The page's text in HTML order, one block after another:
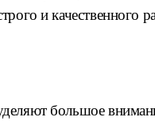
и качественного
большое